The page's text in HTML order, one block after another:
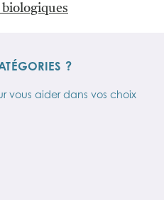
biologiques
?
vous aider dans vos choix